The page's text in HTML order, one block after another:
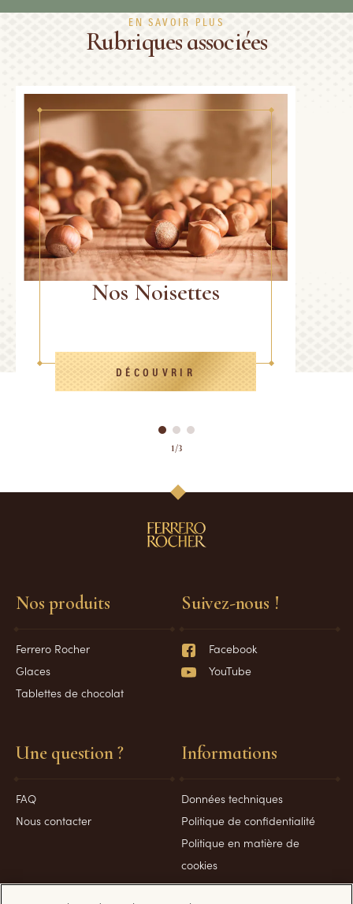
EN SAVOIR PLUS
Rubriques associées
Nos Noisettes
DÉCOUVRIR
1/3
Nos produits
Ferrero Rocher
Glaces
Tablettes de chocolat
Une question ?
FAQ
Nous contacter
Informations
Données techniques
Politique de confidentialité
Politique en matière de
cookies
Conditions d’utilisation
Suivez-nous !
Facebook
YouTube